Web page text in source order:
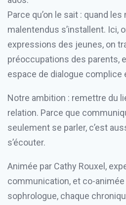
Parce qu’on le sait : quand
malentendus s’installent. Ici,
expressions des jeunes, on
préoccupations des parents,
espace de dialogue complice
Notre ambition : remettre du
relation. Parce que
seulement se parler, c’est
s’écouter.
Animée par Cathy Rouxel,
communication, et co-
sophrologue, chaque